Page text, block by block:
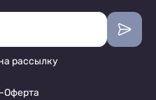
рассылку
Оферта